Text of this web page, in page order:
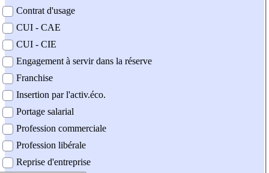
Contrat d'usage
CUI - CAE
CUI - CIE
Engagement à servir dans la réserve
Franchise
Insertion par l'activ.éco.
Portage salarial
Profession commerciale
Profession libérale
Reprise d'entreprise